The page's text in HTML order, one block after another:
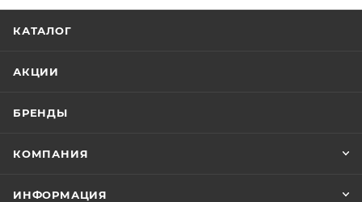
КАТАЛОГ
АКЦИИ
БРЕНДЫ
КОМПАНИЯ
ИНФОРМАЦИЯ